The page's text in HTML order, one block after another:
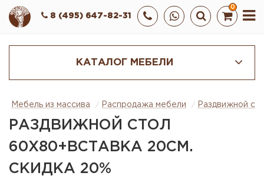
0
8 (495) 647-82-31
КАТАЛОГ МЕБЕЛИ
Мебель из массива Распродажа мебели Раздвижной
РАЗДВИЖНОЙ СТОЛ
60Х80+ВСТАВКА 20СМ.
СКИДКА 20%